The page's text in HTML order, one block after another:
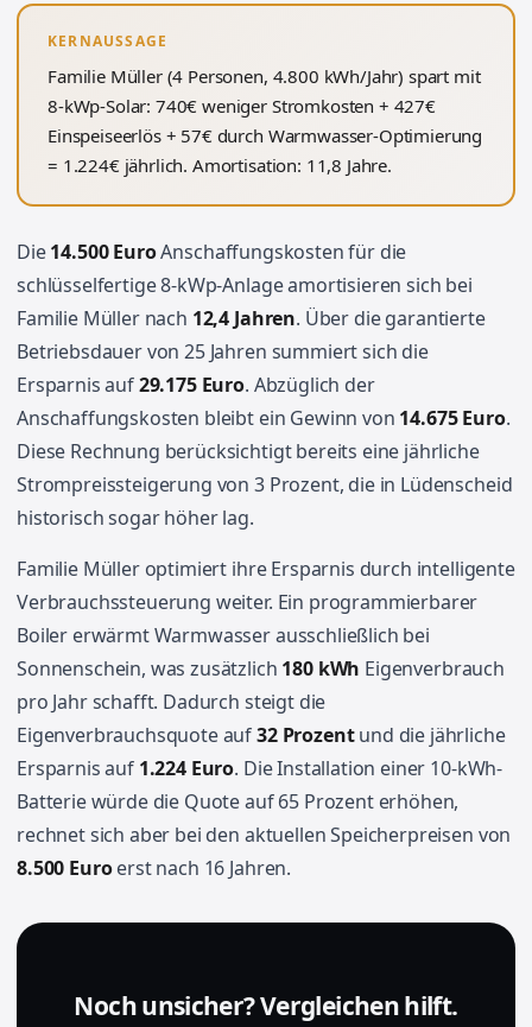
KERNAUSSAGE
Familie Müller (4 Personen, 4.800 kWh/Jahr) spart mit
8-kWp-Solar: 740€ weniger Stromkosten + 427€
Einspeiseerlös + 57€ durch Warmwasser-Optimierung
= 1.224€ jährlich. Amortisation: 11,8 Jahre.
Die14.500 EuroAnschaffungskosten für die
schlüsselfertige 8-kWp-Anlage amortisieren sich bei
Familie Müller nach 12,4 Jahren. Über die garantierte
Betriebsdauer von 25 Jahren summiert sich die
Ersparnis auf29.175 Euro. Abzüglich der
Anschaffungskosten bleibt ein Gewinn von 14.675 Euro.
Diese Rechnung berücksichtigt bereits eine jährliche
Strompreissteigerung von 3 Prozent, die in Lüdenscheid
historisch sogar höher lag.
Familie Müller optimiert ihre Ersparnis durch intelligente
Verbrauchssteuerung weiter. Ein programmierbarer
Boiler erwärmt Warmwasser ausschließlich bei
Sonnenschein, was zusätzlich 180 kWh Eigenverbrauch
pro Jahr schafft. Dadurch steigt die
Eigenverbrauchsquote auf32 Prozentund die jährliche
Ersparnis auf 1.224 Euro. Die Installation einer 10-kWh-
Batterie würde die Quote auf 65 Prozent erhöhen,
rechnet sich aber bei den aktuellen Speicherpreisen von
8.500 Euroerst nach 16 Jahren.
Noch unsicher? Vergleichen hilft.